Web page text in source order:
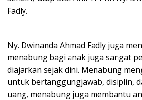
Fadly.
Ny. Dwinanda Ahmad Fadly juga
menabung bagi anak juga sangat
diajarkan sejak dini. Menabung
untuk bertanggungjawab, disiplin,
uang, menabung juga membantu